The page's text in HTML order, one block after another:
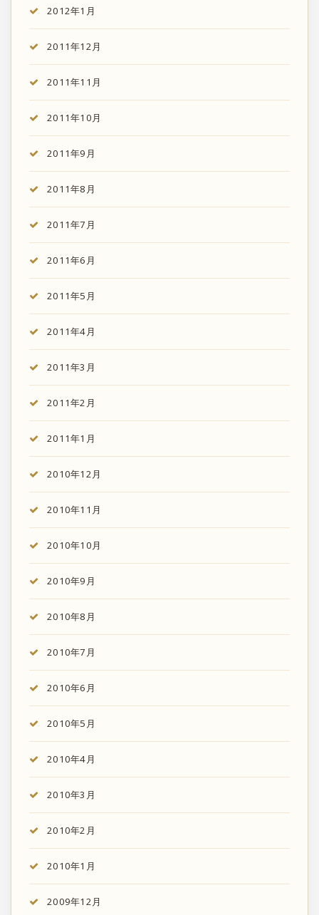
2012年1月
2011年12月
2011年11月
2011年10月
2011年9月
2011年8月
2011年7月
2011年6月
2011年5月
2011年4月
2011年3月
2011年2月
2011年1月
2010年12月
2010年11月
2010年10月
2010年9月
2010年8月
2010年7月
2010年6月
2010年5月
2010年4月
2010年3月
2010年2月
2010年1月
2009年12月